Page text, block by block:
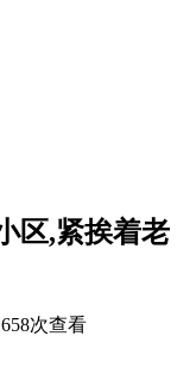
区,紧挨着老
次查看